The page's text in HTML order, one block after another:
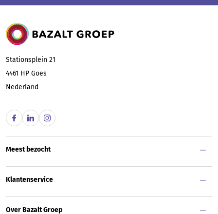
Bazalt Groep
Stationsplein 21
4461 HP Goes
Nederland
Meest bezocht
Klantenservice
Over Bazalt Groep